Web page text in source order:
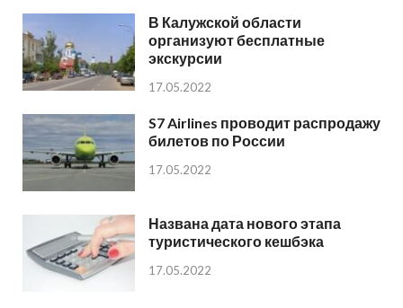
В Калужской области
организуют бесплатные
экскурсии
17.05.2022
S7 Airlines проводит распродажу
билетов по России
17.05.2022
Названа дата нового этапа
туристического кешбэка
17.05.2022